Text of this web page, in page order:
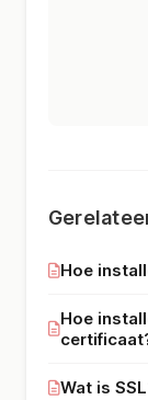
Hoe
Hoe
Wat is